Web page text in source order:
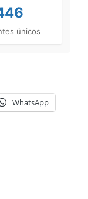
únicos
WhatsApp